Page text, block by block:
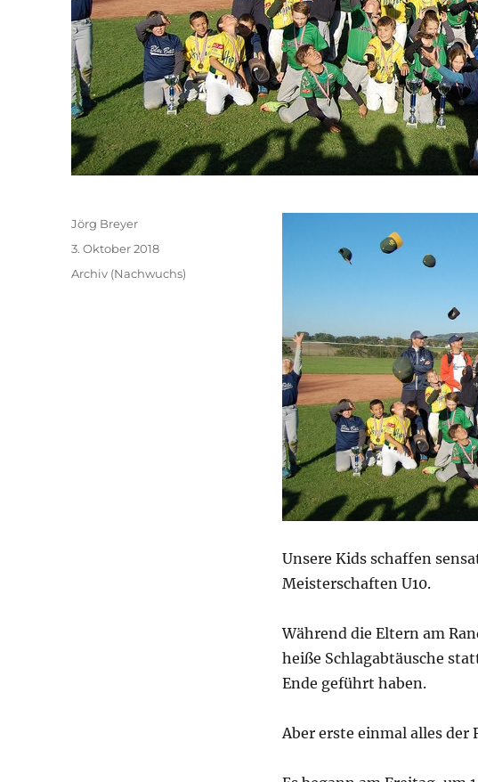
Unsere Kids schaffen
Meisterschaften U10.
Während die Eltern am
heiße Schlagabtäusche
Ende geführt haben.
Aber erste einmal alles der
Autor
Jörg Breyer
Veröffentlicht
3. Oktober 2018
Kategorien
Archiv (Nachwuchs)